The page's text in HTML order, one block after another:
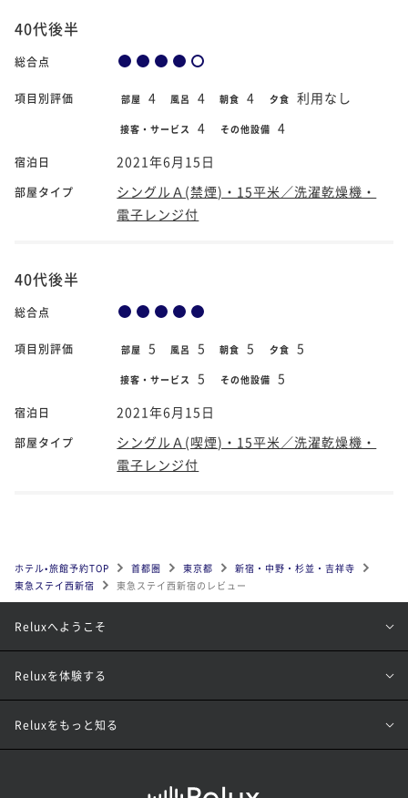
40代後半
総合点
項目別評価 部屋 4 風呂 4 朝食 4 夕食 利用なし
接客・サービス 4 その他設備 4
宿泊日 2021年6月15日
部屋タイプ
シングルＡ(禁煙)・15平米／洗濯乾燥機・
電子レンジ付
40代後半
総合点
項目別評価 部屋 5 風呂 5 朝食 5 夕食 5
接客・サービス 5 その他設備 5
宿泊日 2021年6月15日
部屋タイプ
シングルＡ(喫煙)・15平米／洗濯乾燥機・
電子レンジ付
ホテル•旅館予約TOP 首都圏 東京都
新宿・中野・杉並・吉祥寺
東急ステイ西新宿
東急ステイ西新宿のレビュー
Reluxへようこそ
Reluxを体験する
Reluxをもっと知る